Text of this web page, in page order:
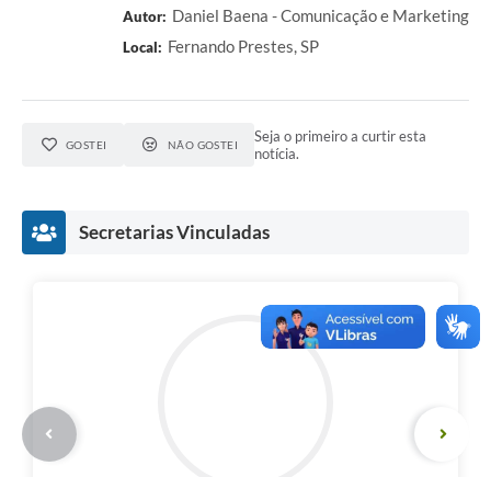
Autor: Daniel Baena - Comunicação e Marketing
Local: Fernando Prestes, SP
GOSTEI NÃO GOSTEI
Seja o primeiro a curtir esta
notícia.
Secretarias Vinculadas